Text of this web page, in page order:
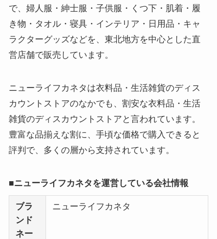
で、婦人服・紳士服・子供服・くつ下・肌着・履
き物・タオル・寝具・インテリア・日用品・キャ
ラクターグッズなどを、東北地方を中心とした直
営店舗で販売しています。
ニューライフカネタは衣料品・生活雑貨のディス
カウントストアのなかでも、割安な衣料品・生活
雑貨のディスカウントストアと言われています。
豊富な品揃えな割に、手頃な価格で購入できると
評判で、多くの層から支持されています。
■ニューライフカネタを運営している会社情報
ブラ
ンド
ネー
ニューライフカネタ